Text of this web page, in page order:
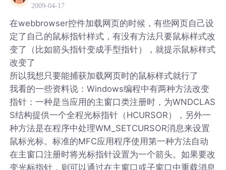
2009-04-17
在webbrowser控件加载网页的时候，有些网页自己设
定了自己的鼠标指针样式，有没有方法只要鼠标样式改
变了（比如箭头指针变成手型指针），就提示鼠标样式
改变了
所以我想只要能捕获加载网页时的鼠标样式就行了
我看的一些资料说：Windows编程中有两种方法改变
指针：一种是当应用的主窗口类注册时，为WNDCLAS
S结构提供一个全程光标指针（HCURSOR），另外一
种方法是在程序中处理WM_SETCURSOR消息来设置
鼠标光标。标准的MFC应用程序使用第一种方法自动
在主窗口注册时将光标指针设置为一个箭头。如果要改
变光标指针，则可以通过在主窗口或子窗口中重载消息